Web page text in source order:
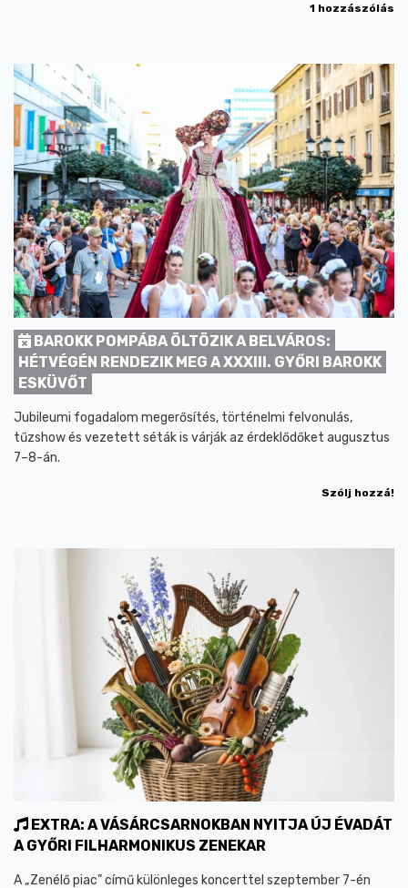
1 hozzászólás
BAROKK POMPÁBA ÖLTÖZIK A BELVÁROS:
HÉTVÉGÉN RENDEZIK MEG A XXXIII. GYŐRI BAROKK
ESKÜVŐT
Jubileumi fogadalom megerősítés, történelmi felvonulás,
tűzshow és vezetett séták is várják az érdeklődőket augusztus
7–8-án.
Szólj hozzá!
EXTRA: A VÁSÁRCSARNOKBAN NYITJA ÚJ ÉVADÁT
A GYŐRI FILHARMONIKUS ZENEKAR
A „Zenélő piac” című különleges koncerttel szeptember 7-én